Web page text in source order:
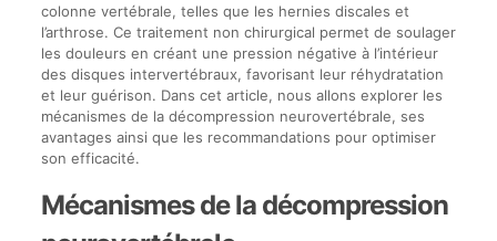
colonne vertébrale, telles que les hernies discales et
l’arthrose. Ce traitement non chirurgical permet de soulager
les douleurs en créant une pression négative à l’intérieur
des disques intervertébraux, favorisant leur réhydratation
et leur guérison. Dans cet article, nous allons explorer les
mécanismes de la décompression neurovertébrale, ses
avantages ainsi que les recommandations pour optimiser
son efficacité.
Mécanismes de la décompression